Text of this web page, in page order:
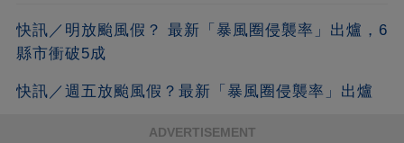
快訊／明放颱風假？ 最新「暴風圈侵襲率」出爐，6
縣市衝破5成
快訊／週五放颱風假？最新「暴風圈侵襲率」出爐
ADVERTISEMENT